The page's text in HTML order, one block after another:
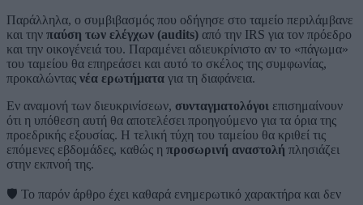
Παράλληλα, ο συμβιβασμός που οδήγησε στο ταμείο περιλάμβανε
και την παύση των ελέγχων (audits) από την IRS για τον πρόεδρο
και την οικογένειά του. Παραμένει αδιευκρίνιστο αν το «πάγωμα»
του ταμείου θα επηρεάσει και αυτό το σκέλος της συμφωνίας,
προκαλώντας νέα ερωτήματα για τη διαφάνεια.
Εν αναμονή των διευκρινίσεων, συνταγματολόγοι επισημαίνουν
ότι η υπόθεση αυτή θα αποτελέσει προηγούμενο για τα όρια της
προεδρικής εξουσίας. Η τελική τύχη του ταμείου θα κριθεί τις
επόμενες εβδομάδες, καθώς η προσωρινή αναστολή πλησιάζει
στην εκπνοή της.
🛡️ Το παρόν άρθρο έχει καθαρά ενημερωτικό χαρακτήρα και δεν